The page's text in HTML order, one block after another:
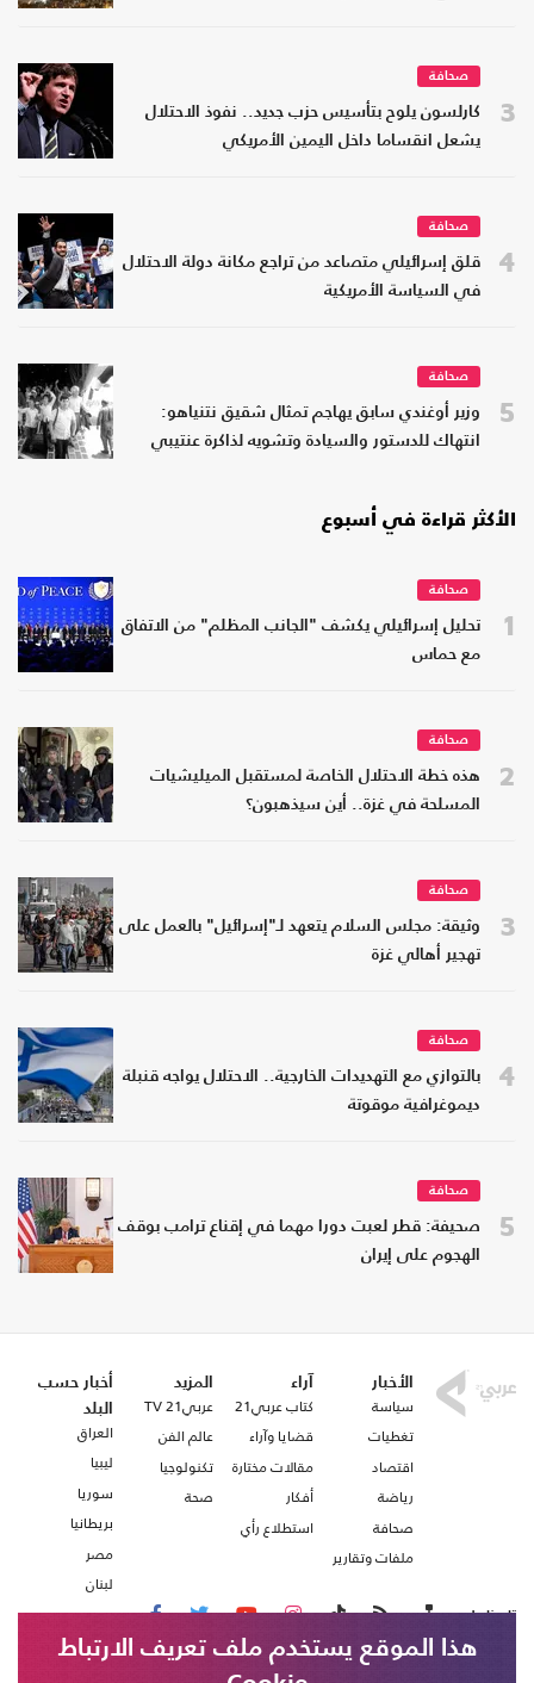
3
صحافة
كارلسون يلوح بتأسيس حزب جديد.. نفوذ الاحتلال
يشعل انقساما داخل اليمين الأمريكي
4
صحافة
قلق إسرائيلي متصاعد من تراجع مكانة دولة الاحتلال
في السياسة الأمريكية
5
صحافة
وزير أوغندي سابق يهاجم تمثال شقيق نتنياهو:
انتهاك للدستور والسيادة وتشويه لذاكرة عنتيبي
الأكثر قراءة في أسبوع
1
صحافة
تحليل إسرائيلي يكشف "الجانب المظلم" من الاتفاق
مع حماس
2
صحافة
هذه خطة الاحتلال الخاصة لمستقبل الميليشيات
المسلحة في غزة.. أين سيذهبون؟
3
صحافة
وثيقة: مجلس السلام يتعهد لـ"إسرائيل" بالعمل على
تهجير أهالي غزة
4
صحافة
بالتوازي مع التهديدات الخارجية.. الاحتلال يواجه قنبلة
ديموغرافية موقوتة
5
صحافة
صحيفة: قطر لعبت دورا مهما في إقناع ترامب بوقف
الهجوم على إيران
الأخبار
سياسة
تغطيات
اقتصاد
رياضة
صحافة
ملفات وتقارير
آراء
كتاب عربي21
قضايا وآراء
مقالات مختارة
أفكار
استطلاع رأي
المزيد
عربي21 TV
عالم الفن
تكنولوجيا
صحة
أخبار حسب
البلد
العراق
ليبيا
سوريا
بريطانيا
مصر
لبنان
تابعنا على
هذا الموقع يستخدم ملف تعريف الارتباط